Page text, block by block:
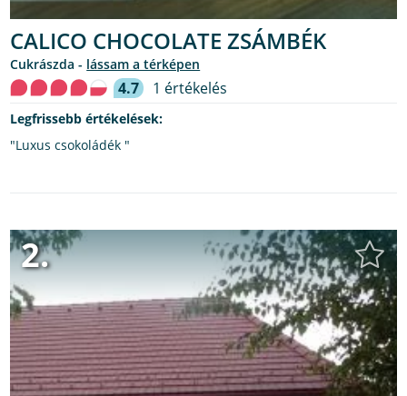
CALICO CHOCOLATE ZSÁMBÉK
cukrászda - lássam a térképen
4.7 1 értékelés
Legfrissebb értékelések:
"Luxus csokoládék "
2.